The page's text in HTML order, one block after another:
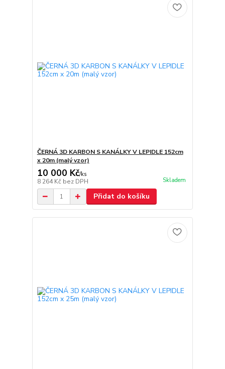
ČERNÁ 3D KARBON S KANÁLKY V LEPIDLE 152cm
x 20m (malý vzor)
10 000 Kč/ks
8 264 Kč bez DPH Skladem
Přidat do košíku